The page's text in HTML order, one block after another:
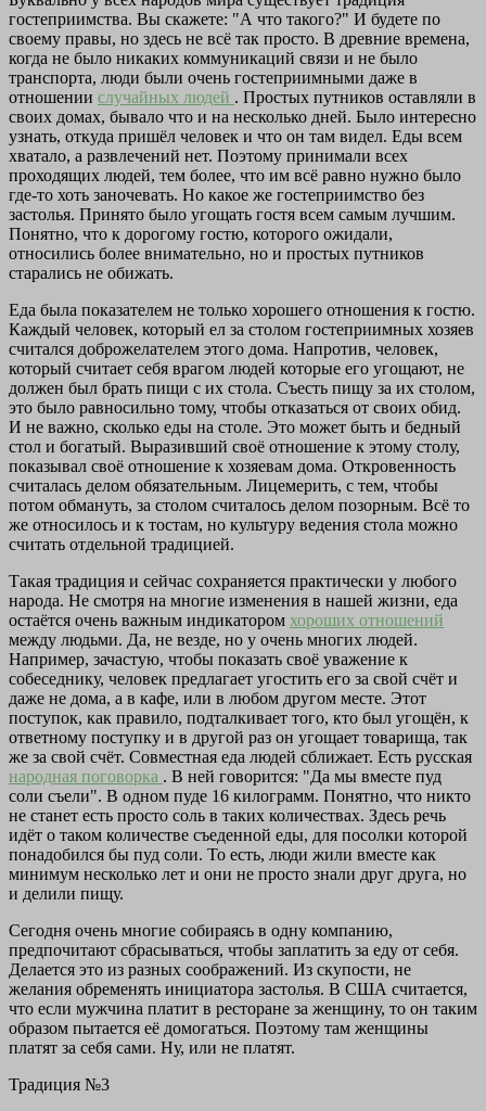
гостеприимства. Вы скажете: "А что такого?" И будете по
своему правы, но здесь не всё так просто. В древние времена,
когда не было никаких коммуникаций связи и не было
транспорта, люди были очень гостеприимными даже в
отношении случайных людей . Простых путников оставляли в
своих домах, бывало что и на несколько дней. Было интересно
узнать, откуда пришёл человек и что он там видел. Еды всем
хватало, а развлечений нет. Поэтому принимали всех
проходящих людей, тем более, что им всё равно нужно было
где-то хоть заночевать. Но какое же гостеприимство без
застолья. Принято было угощать гостя всем самым лучшим.
Понятно, что к дорогому гостю, которого ожидали,
относились более внимательно, но и простых путников
старались не обижать.
Еда была показателем не только хорошего отношения к гостю.
Каждый человек, который ел за столом гостеприимных хозяев
считался доброжелателем этого дома. Напротив, человек,
который считает себя врагом людей которые его угощают, не
должен был брать пищи с их стола. Съесть пищу за их столом,
это было равносильно тому, чтобы отказаться от своих обид.
И не важно, сколько еды на столе. Это может быть и бедный
стол и богатый. Выразивший своё отношение к этому столу,
показывал своё отношение к хозяевам дома. Откровенность
считалась делом обязательным. Лицемерить, с тем, чтобы
потом обмануть, за столом считалось делом позорным. Всё то
же относилось и к тостам, но культуру ведения стола можно
считать отдельной традицией.
Такая традиция и сейчас сохраняется практически у любого
народа. Не смотря на многие изменения в нашей жизни, еда
остаётся очень важным индикатором хороших отношений
между людьми. Да, не везде, но у очень многих людей.
Например, зачастую, чтобы показать своё уважение к
собеседнику, человек предлагает угостить его за свой счёт и
даже не дома, а в кафе, или в любом другом месте. Этот
поступок, как правило, подталкивает того, кто был угощён, к
ответному поступку и в другой раз он угощает товарища, так
же за свой счёт. Совместная еда людей сближает. Есть русская
народная поговорка . В ней говорится: "Да мы вместе пуд
соли съели". В одном пуде 16 килограмм. Понятно, что никто
не станет есть просто соль в таких количествах. Здесь речь
идёт о таком количестве съеденной еды, для посолки которой
понадобился бы пуд соли. То есть, люди жили вместе как
минимум несколько лет и они не просто знали друг друга, но
и делили пищу.
Сегодня очень многие собираясь в одну компанию,
предпочитают сбрасываться, чтобы заплатить за еду от себя.
Делается это из разных соображений. Из скупости, не
желания обременять инициатора застолья. В США считается,
что если мужчина платит в ресторане за женщину, то он таким
образом пытается её домогаться. Поэтому там женщины
платят за себя сами. Ну, или не платят.
Традиция №3